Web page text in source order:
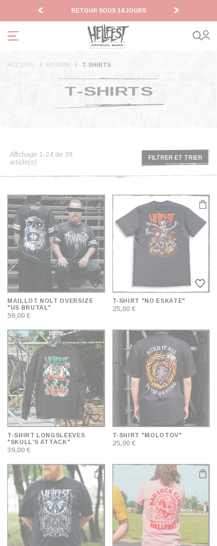
RETOUR SOUS 14 JOURS
ACCUEIL HOMME T-SHIRTS
T-SHIRTS
FILTRER
ET
TRIER
FILTRER ET TRIER
Affichage 1-24 de 39
article(s)
favorite_border
MAILLOT NOLT OVERSIZE
"US BRUTAL"
59,00 €
favorite_border
T-SHIRT "NO ESKATE"
25,00 €
favorite_border
T-SHIRT LONGSLEEVES
"SKULL'S ATTACK"
39,00 €
T-SHIRT "MOLOTOV"
25,00 €